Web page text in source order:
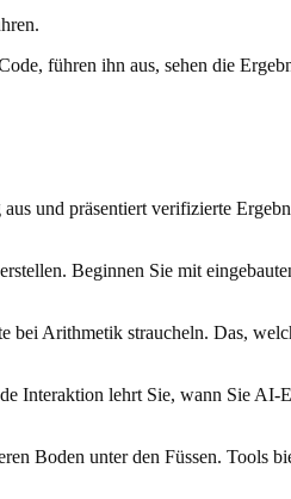
führen ihn aus, sehen die
und präsentiert verifizierte
Beginnen Sie mit
Arithmetik straucheln. Das,
Interaktion lehrt Sie, wann Sie AI-
Boden unter den Füssen. Tools